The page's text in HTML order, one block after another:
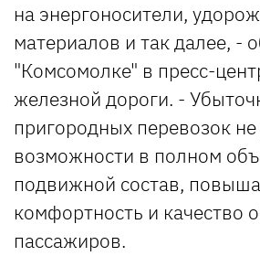
на энергоносители,
материалов и так далее, -
"Комсомолке" в пресс-
железной дороги. -
пригородных перевозок не
возможности в полном
подвижной состав,
комфортность и качество
пассажиров.